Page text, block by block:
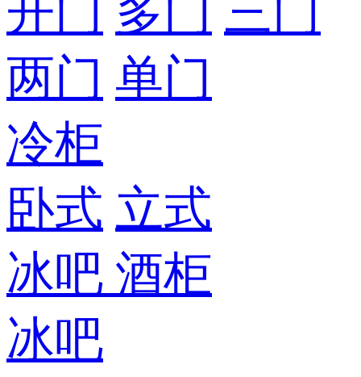
开门 多门 三门
两门 单门
冷柜
卧式 立式
冰吧 酒柜
冰吧